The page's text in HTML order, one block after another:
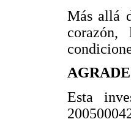
Más allá
corazón,
Esta